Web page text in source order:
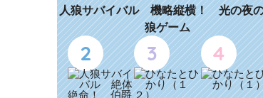
人狼サバイバル 機略縦横！ 光の夜
狼ゲーム
2 3 4